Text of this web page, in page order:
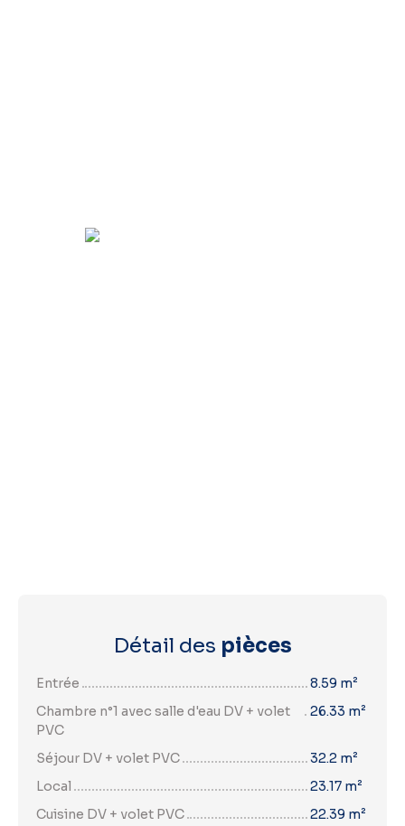
Détail des pièces
Entrée
8.59 m²
Chambre n°1 avec salle d'eau DV + volet
PVC
26.33 m²
Séjour DV + volet PVC
32.2 m²
Local
23.17 m²
Cuisine DV + volet PVC
22.39 m²